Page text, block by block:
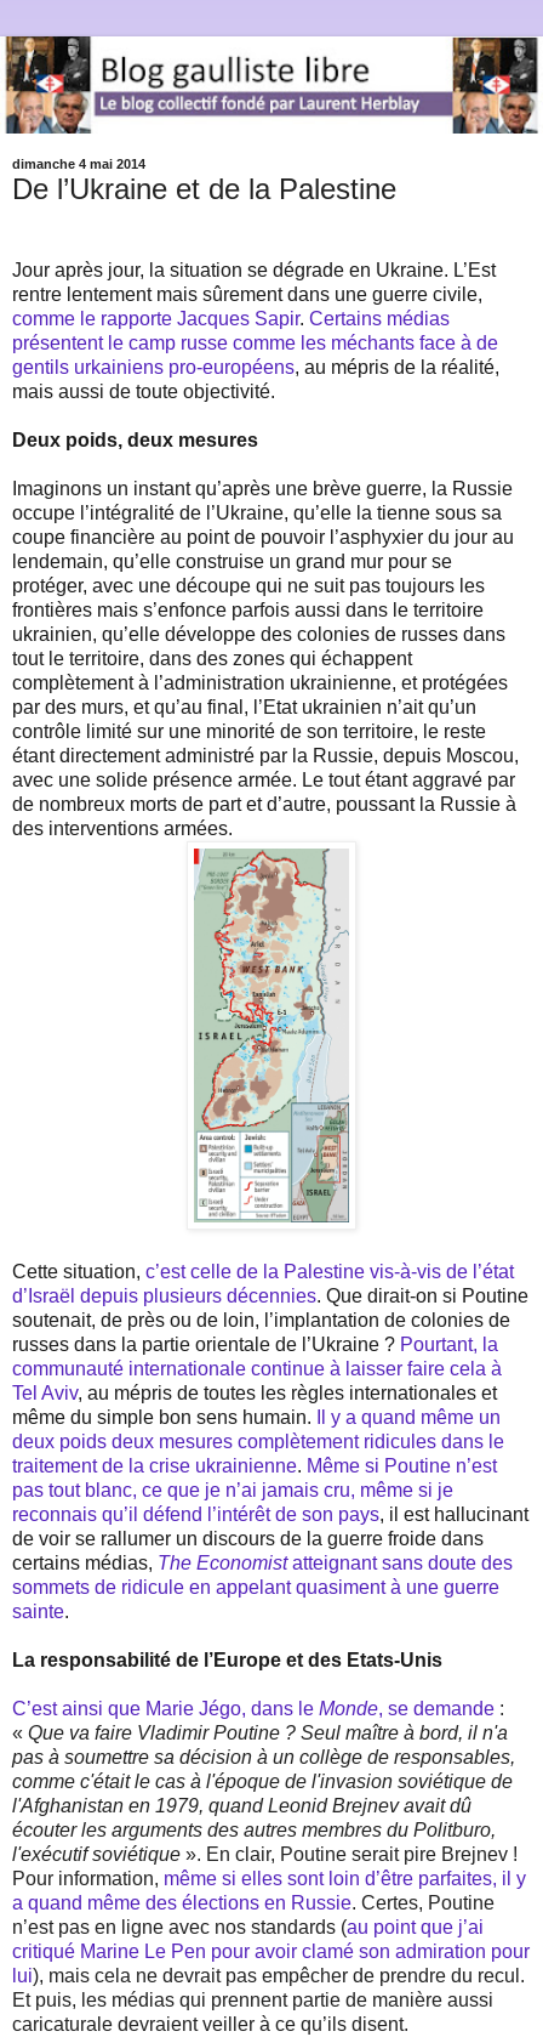
dimanche 4 mai 2014
De l’Ukraine et de la Palestine
Jour après jour, la situation se dégrade en Ukraine. L’Est
rentre lentement mais sûrement dans une guerre civile,
comme le rapporte Jacques Sapir. Certains médias
présentent le camp russe comme les méchants face à de
gentils urkainiens pro-européens, au mépris de la réalité,
mais aussi de toute objectivité.
Deux poids, deux mesures
Imaginons un instant qu’après une brève guerre, la Russie
occupe l’intégralité de l’Ukraine, qu’elle la tienne sous sa
coupe financière au point de pouvoir l’asphyxier du jour au
lendemain, qu’elle construise un grand mur pour se
protéger, avec une découpe qui ne suit pas toujours les
frontières mais s’enfonce parfois aussi dans le territoire
ukrainien, qu’elle développe des colonies de russes dans
tout le territoire, dans des zones qui échappent
complètement à l’administration ukrainienne, et protégées
par des murs, et qu’au final, l’Etat ukrainien n’ait qu’un
contrôle limité sur une minorité de son territoire, le reste
étant directement administré par la Russie, depuis Moscou,
avec une solide présence armée. Le tout étant aggravé par
de nombreux morts de part et d’autre, poussant la Russie à
des interventions armées.
Cette situation, c’est celle de la Palestine vis-à-vis de l’état
d’Israël depuis plusieurs décennies. Que dirait-on si Poutine
soutenait, de près ou de loin, l’implantation de colonies de
russes dans la partie orientale de l’Ukraine ? Pourtant, la
communauté internationale continue à laisser faire cela à
Tel Aviv, au mépris de toutes les règles internationales et
même du simple bon sens humain.
Il y a quand même un
deux poids deux mesures complètement ridicules dans le
traitement de la crise ukrainienne. Même si Poutine n’est
pas tout blanc, ce que je n’ai jamais cru, même si je
reconnais qu’il défend l’intérêt de son pays, il est hallucinant
de voir se rallumer un discours de la guerre froide dans
certains médias, The Economistatteignant sans doute des
sommets de ridicule en appelant quasiment à une guerre
sainte.
La responsabilité de l’Europe et des Etats-Unis
C’est ainsi que Marie Jégo, dans le Monde, se demande :
« Que va faire Vladimir Poutine ? Seul maître à bord, il n'a
pas à soumettre sa décision à un collège de responsables,
comme c'était le cas à l'époque de l'invasion soviétique de
l'Afghanistan en 1979, quand Leonid Brejnev avait dû
écouter les arguments des autres membres du Politburo,
l'exécutif soviétique ». En clair, Poutine serait pire Brejnev !
Pour information, même si elles sont loin d’être parfaites, il y
a quand même des élections en Russie. Certes, Poutine
n’est pas en ligne avec nos standards (au point que j’ai
critiqué Marine Le Pen pour avoir clamé son admiration pour
lui), mais cela ne devrait pas empêcher de prendre du recul.
Et puis, les médias qui prennent partie de manière aussi
caricaturale devraient veiller à ce qu’ils disent.